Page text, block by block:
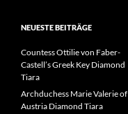
NEUESTE BEITRÄGE
Countess Ottilie von Faber-
Castell’s Greek Key Diamond
Tiara
Archduchess Marie Valerie of
Austria Diamond Tiara